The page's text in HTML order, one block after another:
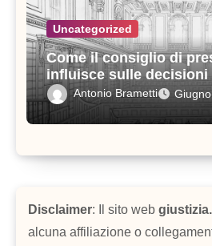
Uncategorized
Come il consiglio di
influisce sulle decisioni
amministrativa
Antonio Brametti
Disclaimer: Il sito web
alcuna affiliazione o